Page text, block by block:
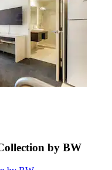
by BW